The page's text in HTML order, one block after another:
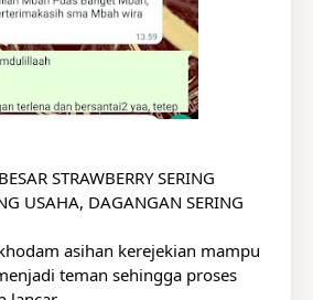
STRAWBERRY SERING
USAHA, DAGANGAN SERING
asihan kerejekian mampu
teman sehingga proses